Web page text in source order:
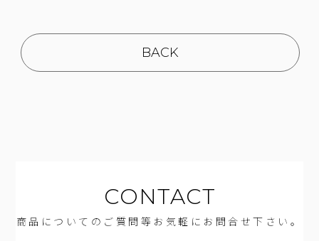
BACK
CONTACT
商品についてのご質問等お気軽にお問合せ下さい。